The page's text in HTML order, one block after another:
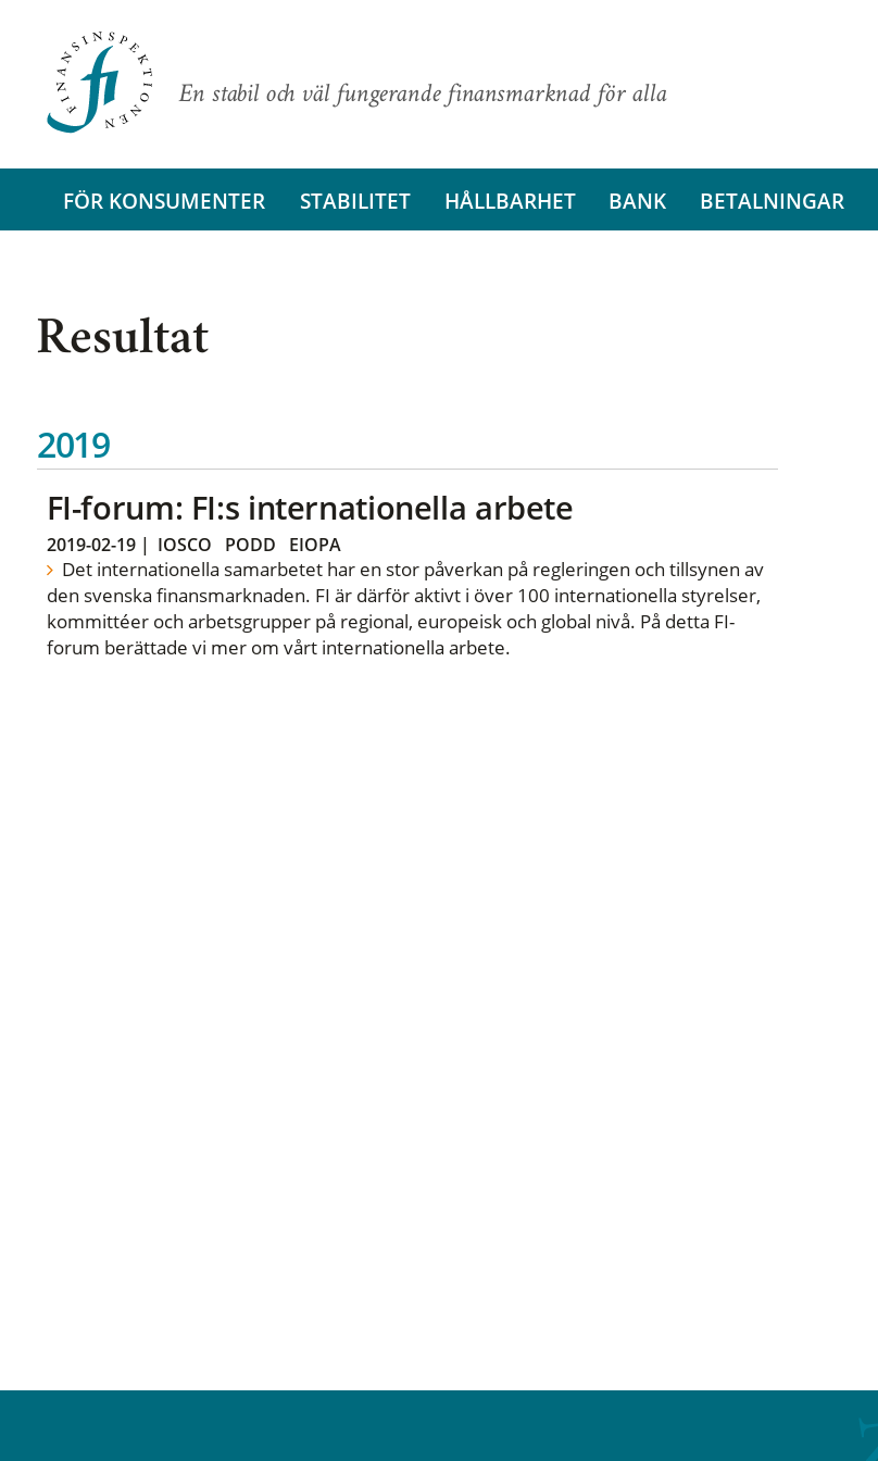
En stabil och väl fungerande finansmarknad för alla
FÖR KONSUMENTER STABILITET HÅLLBARHET BANK BETALNINGAR
Resultat
2019
FI-forum: FI:s internationella arbete
2019-02-19| IOSCO PODD EIOPA
Det internationella samarbetet har en stor påverkan på regleringen och tillsynen av
den svenska finansmarknaden. FI är därför aktivt i över 100 internationella styrelser,
kommittéer och arbetsgrupper på regional, europeisk och global nivå. På detta FI-
forum berättade vi mer om vårt internationella arbete.